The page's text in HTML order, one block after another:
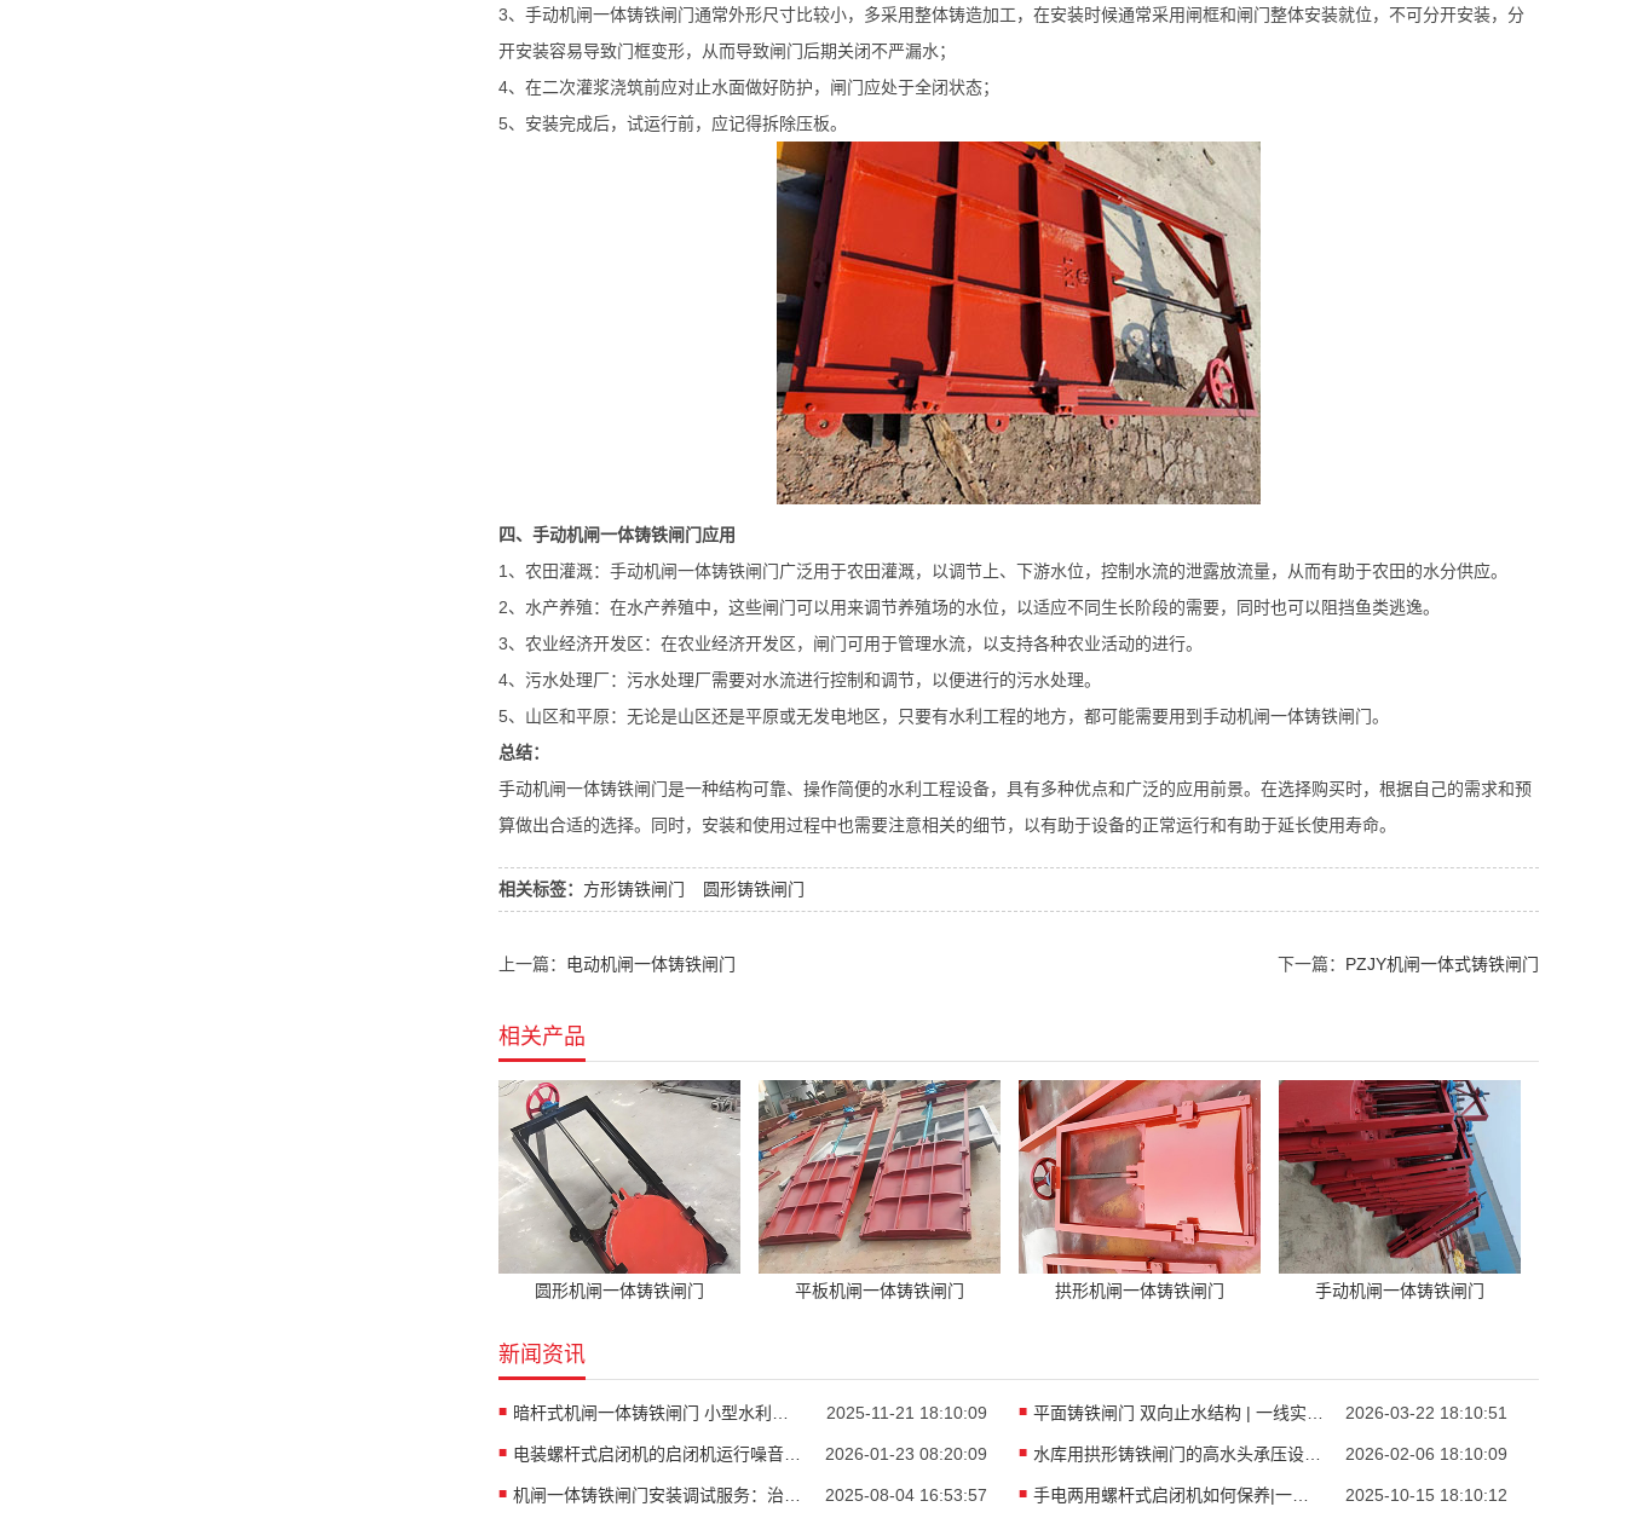
3、手动机闸一体铸铁闸门通常外形尺寸比较小，多采用整体铸造加工，在安装时候通常采用闸框和闸门整体安装就位，不可分开安装，分
开安装容易导致门框变形，从而导致闸门后期关闭不严漏水；
4、在二次灌浆浇筑前应对止水面做好防护，闸门应处于全闭状态；
5、安装完成后，试运行前，应记得拆除压板。
四、手动机闸一体铸铁闸门应用
1、农田灌溉：手动机闸一体铸铁闸门广泛用于农田灌溉，以调节上、下游水位，控制水流的泄露放流量，从而有助于农田的水分供应。
2、水产养殖：在水产养殖中，这些闸门可以用来调节养殖场的水位，以适应不同生长阶段的需要，同时也可以阻挡鱼类逃逸。
3、农业经济开发区：在农业经济开发区，闸门可用于管理水流，以支持各种农业活动的进行。
4、污水处理厂：污水处理厂需要对水流进行控制和调节，以便进行的污水处理。
5、山区和平原：无论是山区还是平原或无发电地区，只要有水利工程的地方，都可能需要用到手动机闸一体铸铁闸门。
总结：
手动机闸一体铸铁闸门是一种结构可靠、操作简便的水利工程设备，具有多种优点和广泛的应用前景。在选择购买时，根据自己的需求和预
算做出合适的选择。同时，安装和使用过程中也需要注意相关的细节，以有助于设备的正常运行和有助于延长使用寿命。
相关标签： 方形铸铁闸门 圆形铸铁闸门
上一篇： 电动机闸一体铸铁闸门 下一篇： ​PZJY机闸一体式铸铁闸门
相关产品
圆形机闸一体铸铁闸门 平板机闸一体铸铁闸门 拱形机闸一体铸铁闸门 手动机闸一体铸铁闸门
新闻资讯
2025-11-21 18:10:09 2026-03-22 18:10:51
2026-01-23 08:20:09 水库用拱形铸铁闸门的高水头承压设计｜实操多年一线工程师亲授重要细节 2026-02-06 18:10:09
2025-08-04 16:53:57 手电两用螺杆式启闭机如何保养|一线实操全攻略 2025-10-15 18:10:12